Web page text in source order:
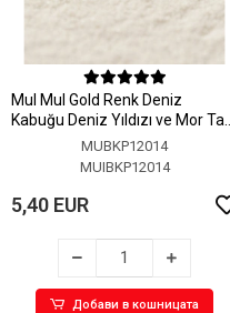
MuI MuI Gold Renk Deniz
Kabuğu Deniz Yıldızı ve Mor Taş
Detaylı KüpeMUBKP12014
MUIBKP12014
5,40 EUR
Добави в кошницата